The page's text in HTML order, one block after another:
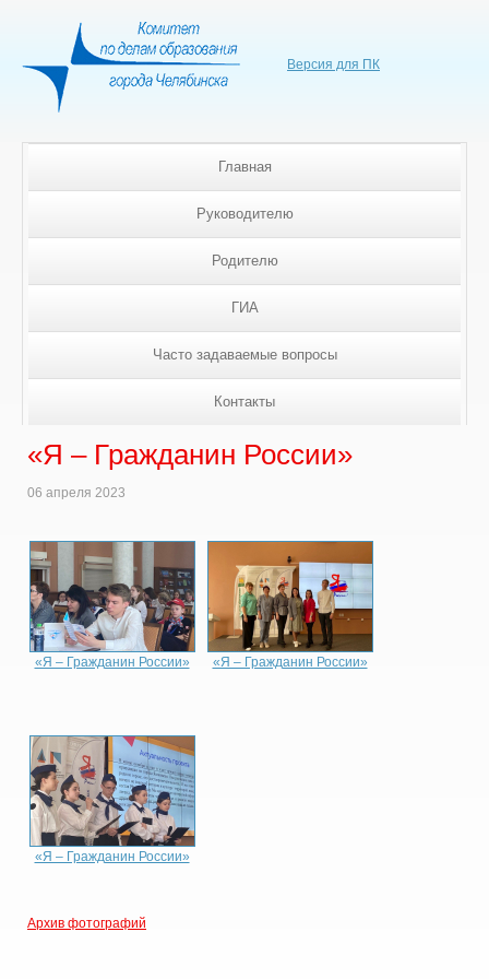
Версия для ПК
Главная
Руководителю
Родителю
ГИА
Часто задаваемые вопросы
Контакты
«Я – Гражданин России»
06 апреля 2023
«Я – Гражданин России» «Я – Гражданин России»
«Я – Гражданин России»
Архив фотографий